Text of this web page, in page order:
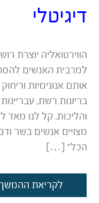
דיגיטלי
הווירטואליה יוצרת
למרבית האנשים
אותם אנונימיות
בריונות רשת,
והליכות. קל לנו מאד
מצויים אנשים בשר
הכל” […]
נימוסים
והליכות
לקריאת